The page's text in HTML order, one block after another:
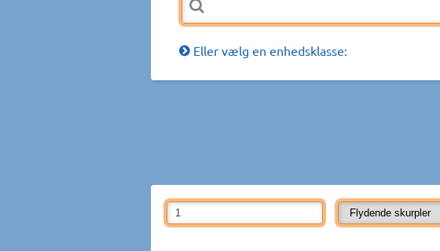
Eller vælg en enhedsklasse: